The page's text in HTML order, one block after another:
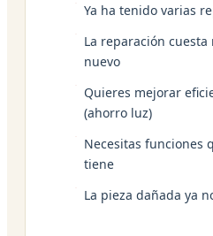
Ya ha tenido varias
La reparación
nuevo
Quieres mejorar
(ahorro luz)
Necesitas funciones
tiene
La pieza dañada ya